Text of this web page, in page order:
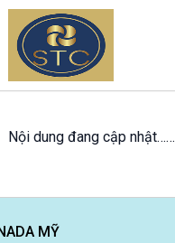
Nội dung đang cập nhật……
MỸ